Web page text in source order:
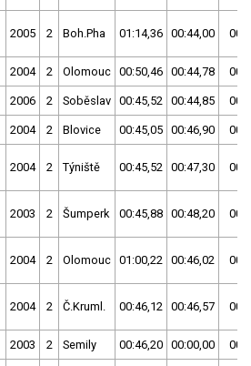
2005 2 Boh.Pha 01:14,36 00:44,00
2004 2 Olomouc 00:50,46 00:44,78
2006 2 Soběslav 00:45,52 00:44,85
2004 2 Blovice 00:45,05 00:46,90
2004 2 Týniště 00:45,52 00:47,30
2003 2 Šumperk 00:45,88 00:48,20
2004 2 Olomouc 01:00,22 00:46,02
2004 2 Č.Kruml. 00:46,12 00:46,57
2003 2 Semily 00:46,20 00:00,00